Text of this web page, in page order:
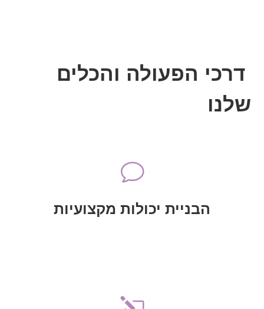
דרכי הפעולה והכלים
שלנו
v
הבניית יכולות מקצועיות
הבניית יכולות מקצועיות
ורישות בין ארגונים פרו-ישראליים ברחבי
מאבק בשיח השנאה וההסתה כנגד ישראל